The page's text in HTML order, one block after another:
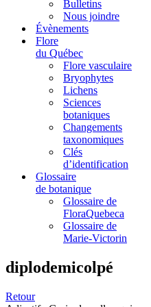
Bulletins
Nous joindre
Évènements
Flore
du Québec
Flore vasculaire
Bryophytes
Lichens
Sciences
botaniques
Changements
taxonomiques
Clés
d’identification
Glossaire
de botanique
Glossaire de
FloraQuebeca
Glossaire de
Marie-Victorin
diplodemicolpé
Retour